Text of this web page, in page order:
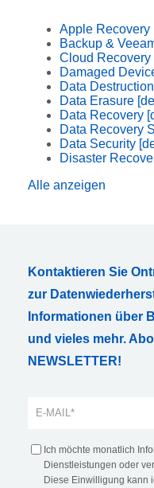
Apple Recovery
Backup &
Cloud Recovery
Damaged
Data
Data Erasure
Data Recovery
Data Recovery
Data Security
Disaster
Alle anzeigen
Kontaktieren Sie
zur
Informationen über
und vieles mehr.
NEWSLETTER!
Ich möchte monatlich
Dienstleistungen oder
Diese Einwilligung kann